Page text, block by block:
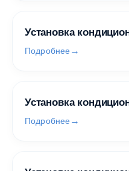
Установка
Подробнее
Установка
Подробнее